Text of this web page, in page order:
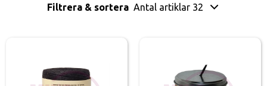
Filtrera & sortera Antal artiklar 32